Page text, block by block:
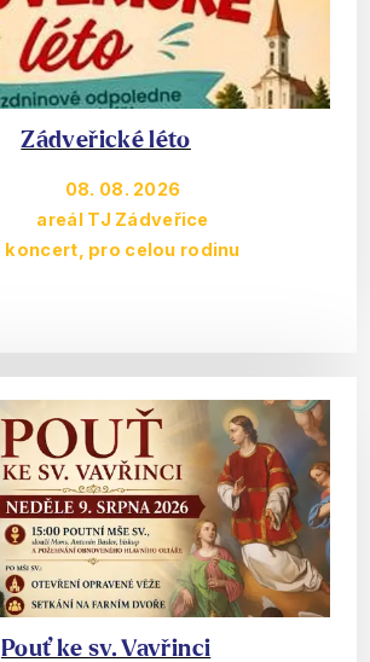
Zádveřické léto
08. 08. 2026
areál TJ Zádveřice
koncert pro celou rodinu
Pouť ke sv. Vavřinci